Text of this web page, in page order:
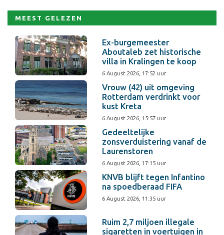
MEEST GELEZEN
Ex-burgemeester
Aboutaleb zet historische
villa in Kralingen te koop
6 August 2026, 17:52 uur
Vrouw (42) uit omgeving
Rotterdam verdrinkt voor
kust Kreta
6 August 2026, 15:57 uur
Gedeeltelijke
zonsverduistering vanaf de
Laurenstoren
6 August 2026, 17:15 uur
KNVB blijft tegen Infantino
na spoedberaad FIFA
6 August 2026, 11:35 uur
Ruim 2,7 miljoen illegale
sigaretten in voertuigen in